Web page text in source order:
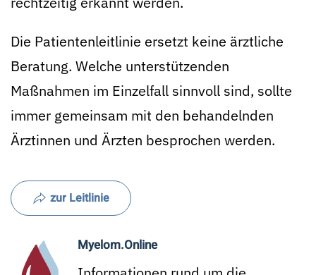
Die Patientenleitlinie ersetzt keine ärztliche
Beratung. Welche unterstützenden
Maßnahmen im Einzelfall sinnvoll sind, sollte
immer gemeinsam mit den behandelnden
Ärztinnen und Ärzten besprochen werden.
zur Leitlinie
Myelom.Online